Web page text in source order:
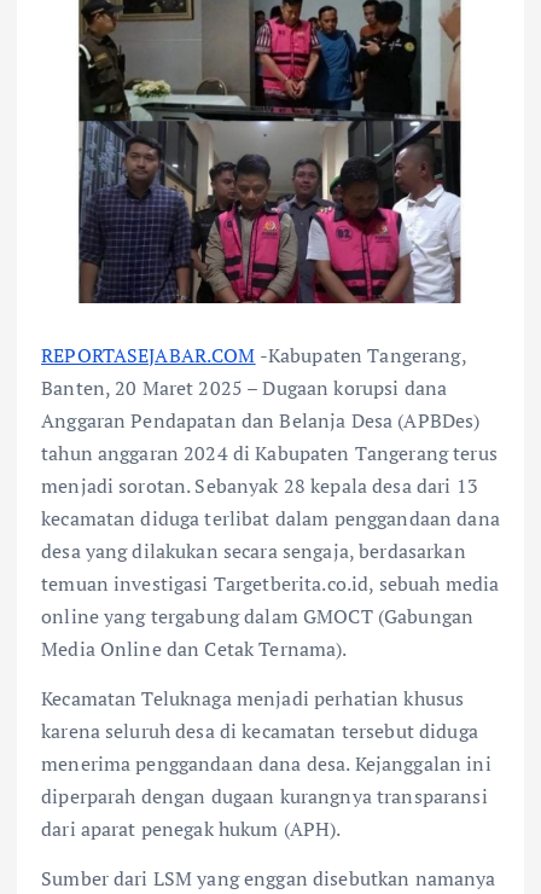
REPORTASEJABAR.COM -Kabupaten Tangerang,
Banten, 20 Maret 2025 – Dugaan korupsi dana
Anggaran Pendapatan dan Belanja Desa (APBDes)
tahun anggaran 2024 di Kabupaten Tangerang terus
menjadi sorotan. Sebanyak 28 kepala desa dari 13
kecamatan diduga terlibat dalam penggandaan dana
desa yang dilakukan secara sengaja, berdasarkan
temuan investigasi Targetberita.co.id, sebuah media
online yang tergabung dalam GMOCT (Gabungan
Media Online dan Cetak Ternama).
Kecamatan Teluknaga menjadi perhatian khusus
karena seluruh desa di kecamatan tersebut diduga
menerima penggandaan dana desa. Kejanggalan ini
diperparah dengan dugaan kurangnya transparansi
dari aparat penegak hukum (APH).
Sumber dari LSM yang enggan disebutkan namanya